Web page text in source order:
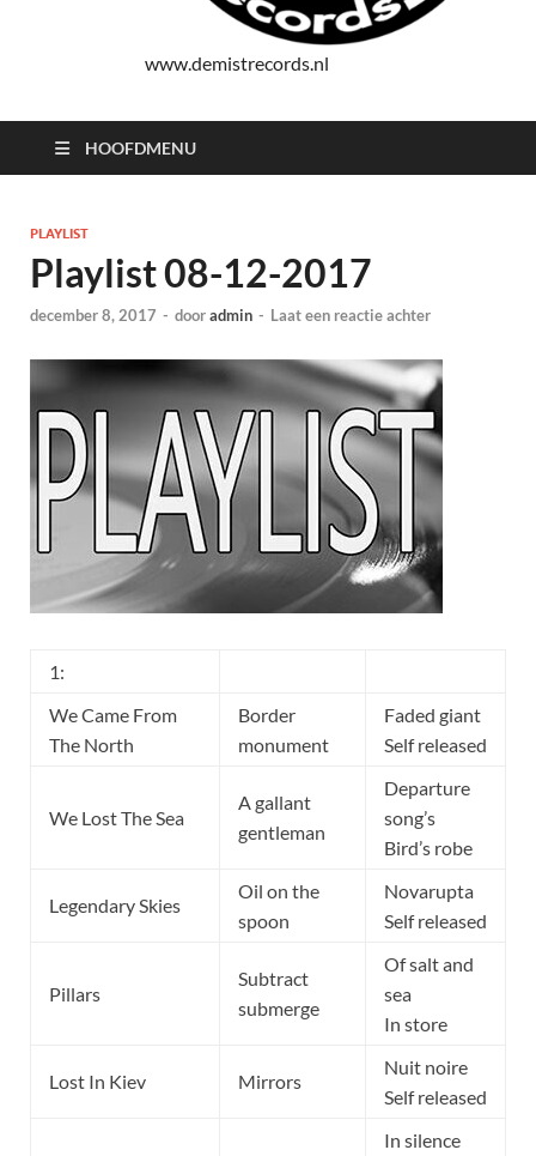
www.demistrecords.nl
HOOFDMENU
PLAYLIST
Playlist 08-12-2017
december 8, 2017 - dooradmin - Laat een reactie achter
1:
We Came From
The North
Border
monument
Faded giant
Self released
We Lost The Sea
A gallant
gentleman
Departure
song’s
Bird’s robe
Legendary Skies
Oil on the
spoon
Novarupta
Self released
Pillars
Subtract
submerge
Of salt and
sea
In store
Lost In Kiev Mirrors
Nuit noire
Self released
In silence